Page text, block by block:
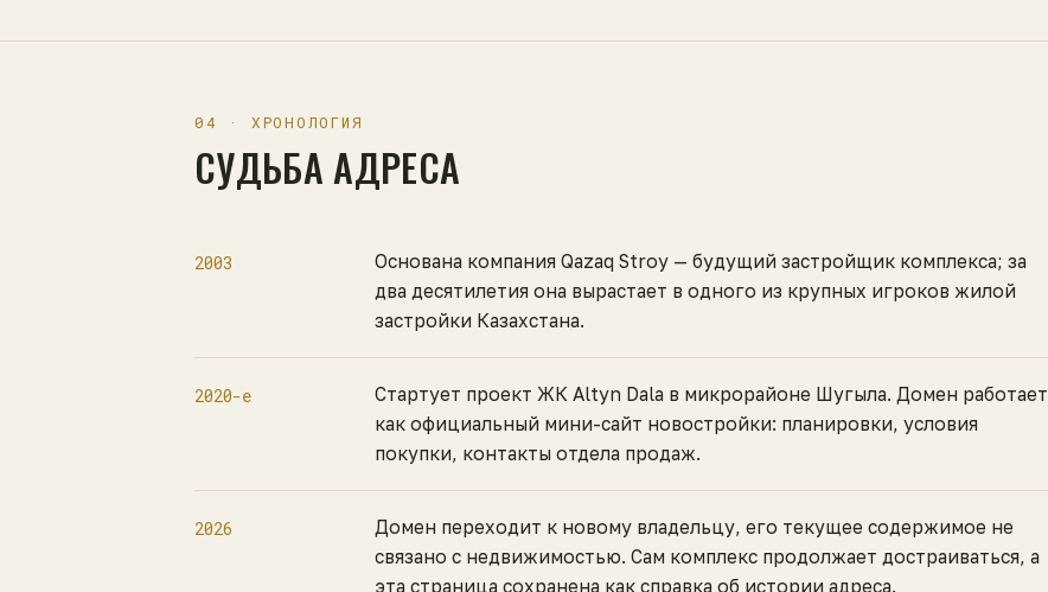
04 · ХРОНОЛОГИЯ
СУДЬБА АДРЕСА
2003
Основана компания Qazaq Stroy — будущий застройщик комплекса; за
два десятилетия она вырастает в одного из крупных игроков жилой
застройки Казахстана.
2020-е
Стартует проект ЖК Altyn Dala в микрорайоне Шугыла. Домен работает
как официальный мини-сайт новостройки: планировки, условия
покупки, контакты отдела продаж.
2026
Домен переходит к новому владельцу, его текущее содержимое не
связано с недвижимостью. Сам комплекс продолжает достраиваться, а
эта страница сохранена как справка об истории адреса.